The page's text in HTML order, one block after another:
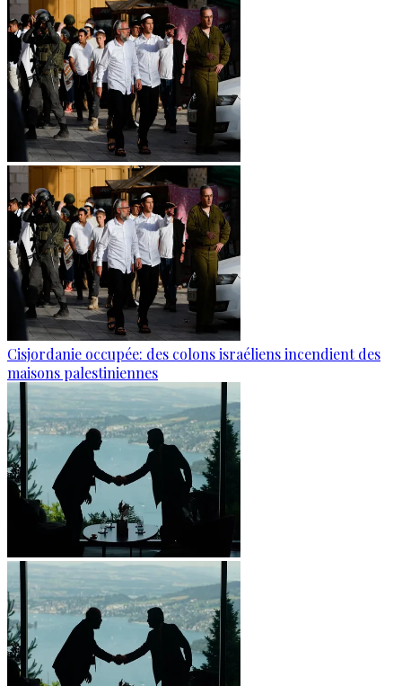
Cisjordanie occupée: des colons israéliens incendient des
maisons palestiniennes